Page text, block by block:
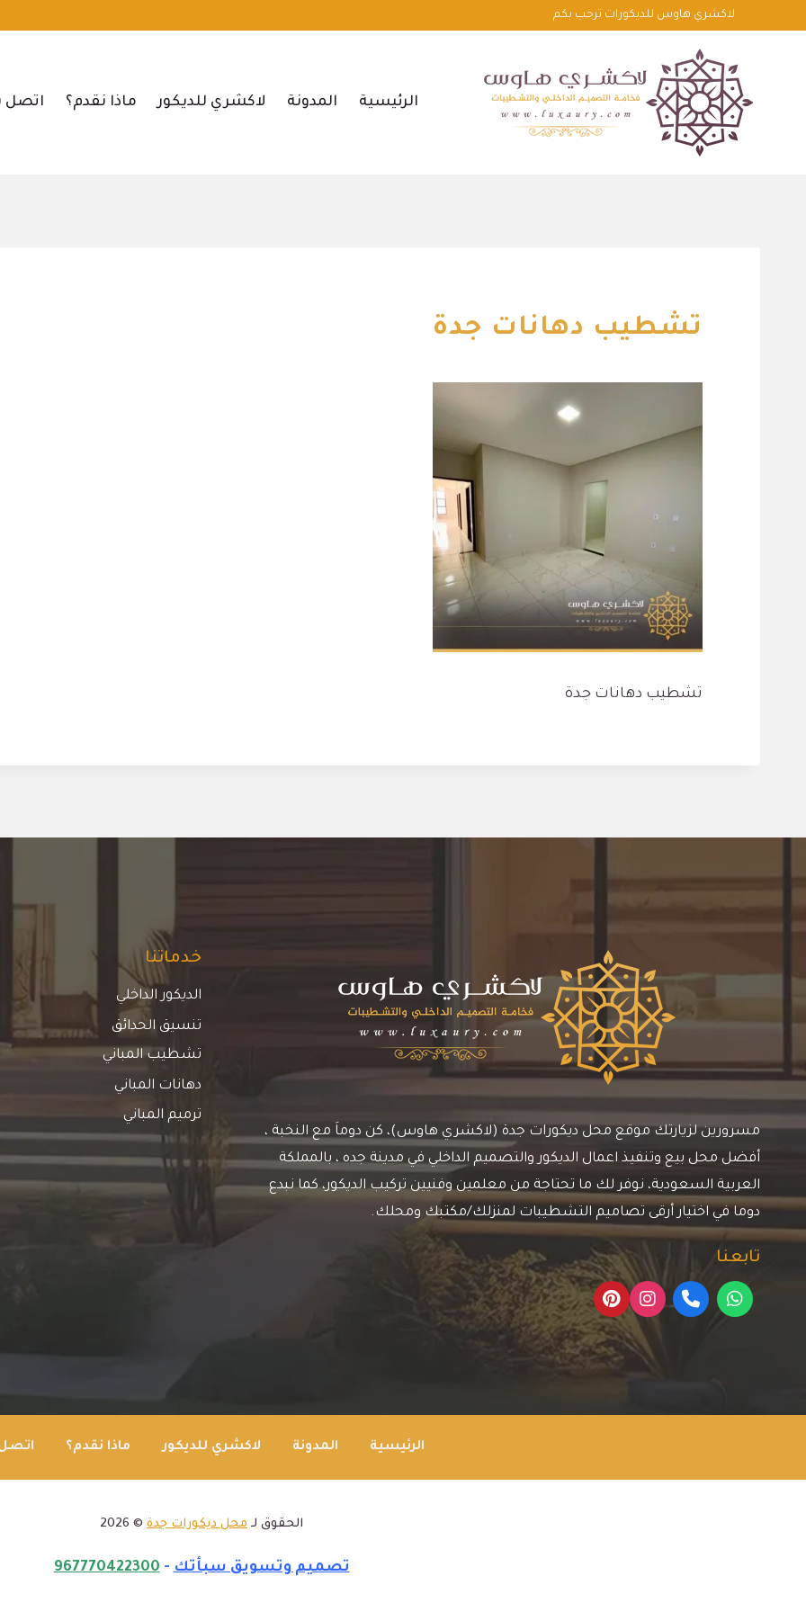
لاكشري هاوس للديكورات ترحب بكم
الرئيسية المدونة لاكشري للديكور ماذا نقدم؟ اتصل
تشطيب دهانات جدة
تشطيب دهانات جدة
مسرورين لزيارتك موقع محل ديكورات جدة (لاكشري هاوس)، كن دوماَ مع النخبة ،
أفضل محل بيع وتنفيذ اعمال الديكور والتصميم الداخلي في مدينة جده ، بالمملكة
العربية السعودية، نوفر لك ما تحتاجة من معلمين وفنيين تركيب الديكور، كما نبدع
دوما في اختيار أرقى تصاميم التشطيبات لمنزلك/مكتبك ومحلك.
تابعنا
خدماتنا
الديكور الداخلي
تنسيق الحدائق
تشطيب المباني
دهانات المباني
ترميم المباني
الرئيسية المدونة لاكشري للديكور ماذا نقدم؟ اتصل
الحقوق لـ محل ديكورات جدة © 2026
تصميم وتسويق سبأتك-
967770422300